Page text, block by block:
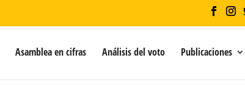
Asamblea en cifras Análisis del voto Publicaciones